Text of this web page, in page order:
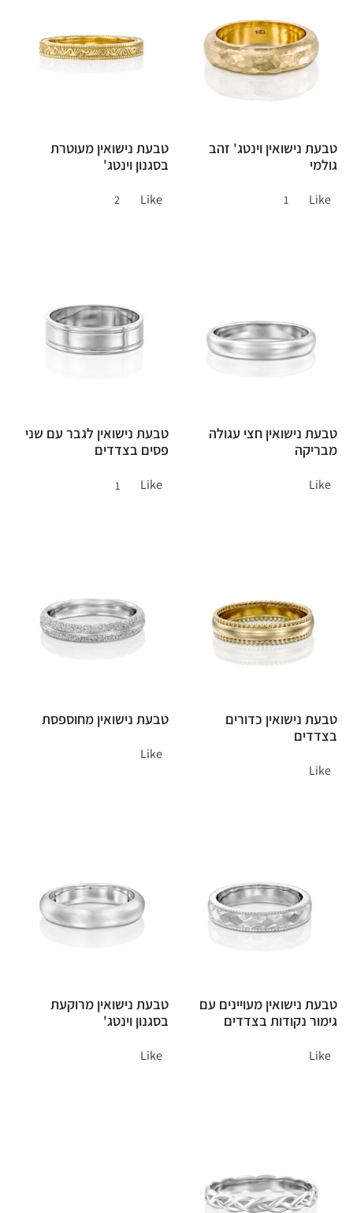
טבעת נישואין וינטג' זהב
גולמי
Like
1
טבעת נישואין מעוטרת
בסגנון וינטג'
Like
2
טבעת נישואין חצי עגולה
מבריקה
Like
טבעת נישואין לגבר עם שני
פסים בצדדים
Like
1
טבעת נישואין כדורים
בצדדים
Like
טבעת נישואין מחוספסת
Like
טבעת נישואין מעויינים עם
גימור נקודות בצדדים
Like
טבעת נישואין מרוקעת
בסגנון וינטג'
Like